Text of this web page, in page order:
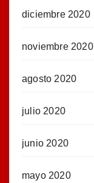
diciembre 2020
noviembre 2020
agosto 2020
julio 2020
junio 2020
mayo 2020